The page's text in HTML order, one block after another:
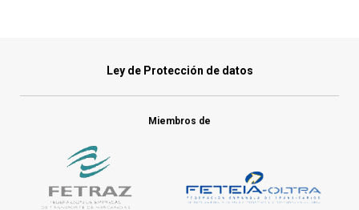
Ley de Protección de datos
Miembros de